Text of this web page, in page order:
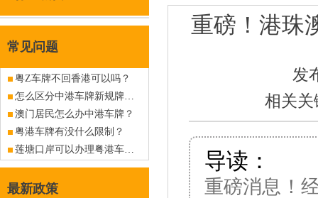
常见问题
粤Z车牌不回香港可以吗？
怎么区分中港车牌新规牌与旧规牌
澳门居民怎么办中港车牌？
粤港车牌有没什么限制？
莲塘口岸可以办理粤港车牌吗？有没现牌出售？
最新政策
重磅！港珠
发
相关
导读：
重磅消息！